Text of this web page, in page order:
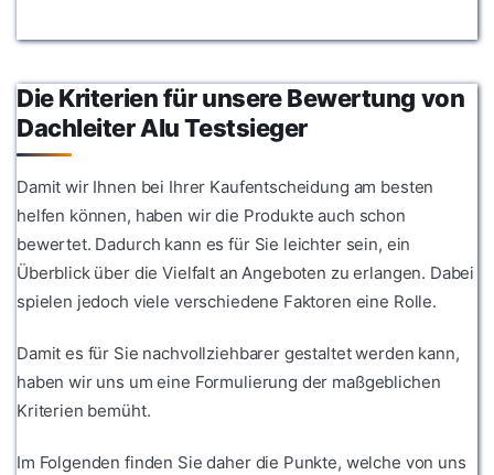
Die Kriterien für unsere Bewertung von
Dachleiter Alu Testsieger
Damit wir Ihnen bei Ihrer Kaufentscheidung am besten
helfen können, haben wir die Produkte auch schon
bewertet. Dadurch kann es für Sie leichter sein, ein
Überblick über die Vielfalt an Angeboten zu erlangen. Dabei
spielen jedoch viele verschiedene Faktoren eine Rolle.
Damit es für Sie nachvollziehbarer gestaltet werden kann,
haben wir uns um eine Formulierung der maßgeblichen
Kriterien bemüht.
Im Folgenden finden Sie daher die Punkte, welche von uns